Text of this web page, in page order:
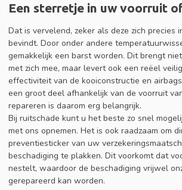
Een sterretje in uw voorruit
Dat is vervelend, zeker als deze zich precies
bevindt. Door onder andere
gemakkelijk een barst worden. Dit brengt
met zich mee, maar levert ook een reëel
effectiviteit van de kooiconstructie en
een groot deel afhankelijk van de voorruit
repareren is daarom erg belangrijk.
Bij ruitschade kunt u het beste zo snel
met ons opnemen. Het is ook raadzaam om
preventiesticker van uw
beschadiging te plakken. Dit voorkomt dat
nestelt, waardoor de beschadiging vrijwel
gerepareerd kan worden.